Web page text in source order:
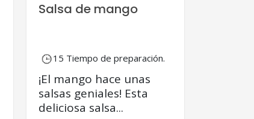
Salsa de mango
15 Tiempo de preparación.
¡El mango hace unas
salsas geniales! Esta
deliciosa salsa...